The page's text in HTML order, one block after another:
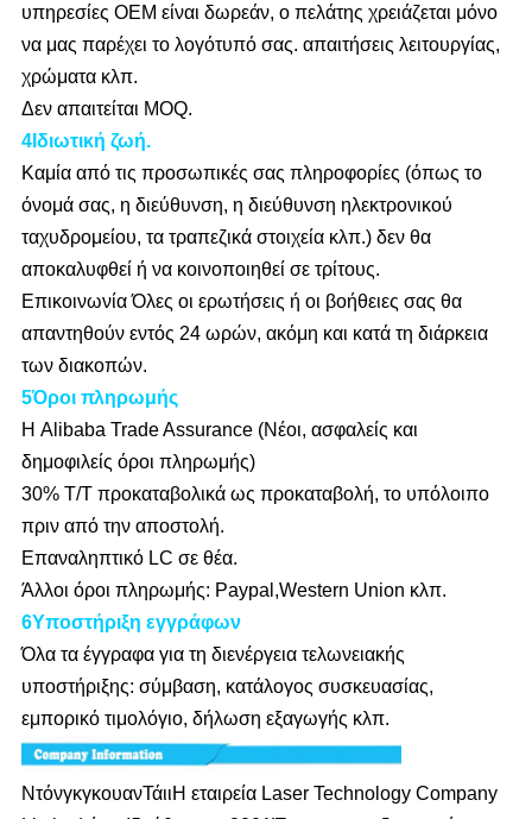
υπηρεσίες OEM είναι δωρεάν, ο πελάτης χρειάζεται μόνο
να μας παρέχει το λογότυπό σας. απαιτήσεις λειτουργίας,
χρώματα κλπ.
Δεν απαιτείται MOQ.
4Ιδιωτική ζωή.
Καμία από τις προσωπικές σας πληροφορίες (όπως το
όνομά σας, η διεύθυνση, η διεύθυνση ηλεκτρονικού
ταχυδρομείου, τα τραπεζικά στοιχεία κλπ.) δεν θα
αποκαλυφθεί ή να κοινοποιηθεί σε τρίτους.
Επικοινωνία Όλες οι ερωτήσεις ή οι βοήθειες σας θα
απαντηθούν εντός 24 ωρών, ακόμη και κατά τη διάρκεια
των διακοπών.
5Όροι πληρωμής
Η Alibaba Trade Assurance (Νέοι, ασφαλείς και
δημοφιλείς όροι πληρωμής)
30% T/T προκαταβολικά ως προκαταβολή, το υπόλοιπο
πριν από την αποστολή.
Επαναληπτικό LC σε θέα.
Άλλοι όροι πληρωμής: Paypal,Western Union κλπ.
6Υποστήριξη εγγράφων
Όλα τα έγγραφα για τη διενέργεια τελωνειακής
υποστήριξης: σύμβαση, κατάλογος συσκευασίας,
εμπορικό τιμολόγιο, δήλωση εξαγωγής κλπ.
ΝτόνγκγκουανΤάιιΗ εταιρεία Laser Technology Company